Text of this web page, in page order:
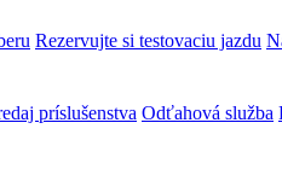
Rezervujte si testovaciu jazdu
príslušenstva Odťahová služba